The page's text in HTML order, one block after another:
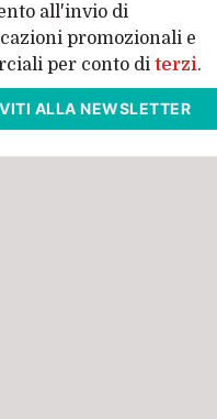
all'invio di
promozionali e
per conto di terzi.
ALLA NEWSLETTER